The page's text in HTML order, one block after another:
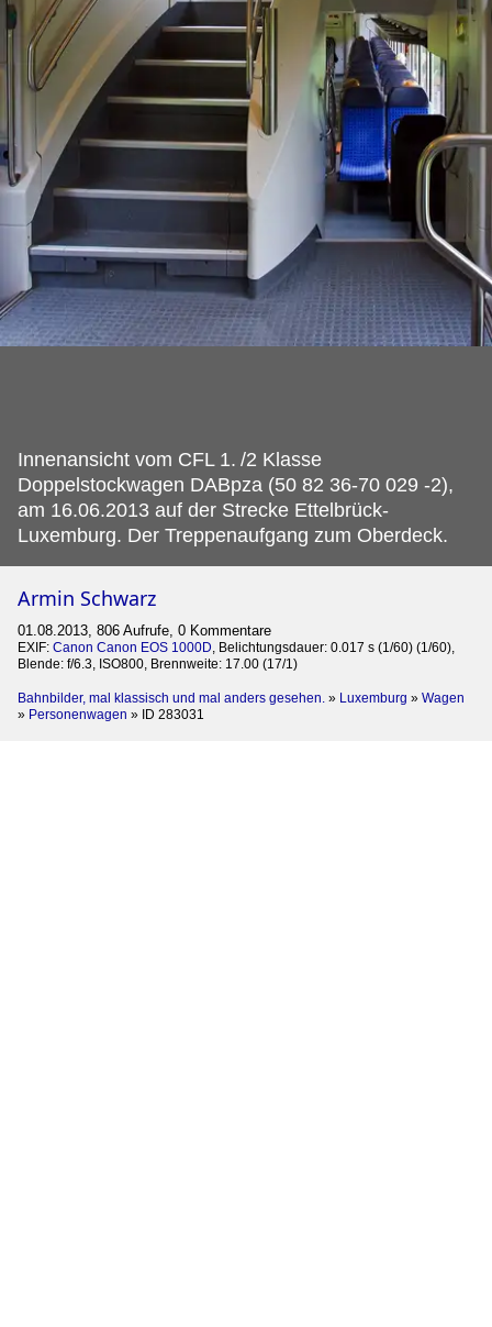
Innenansicht vom CFL 1. /2 Klasse
Doppelstockwagen DABpza (50 82 36-70 029 -2),
am 16.06.2013 auf der Strecke Ettelbrück-
Luxemburg. Der Treppenaufgang zum Oberdeck.
Armin Schwarz
01.08.2013, 806 Aufrufe, 0 Kommentare
EXIF: Canon Canon EOS 1000D, Belichtungsdauer: 0.017 s (1/60) (1/60),
Blende: f/6.3, ISO800, Brennweite: 17.00 (17/1)
Bahnbilder, mal klassisch und mal anders gesehen. » Luxemburg » Wagen
» Personenwagen » ID 283031